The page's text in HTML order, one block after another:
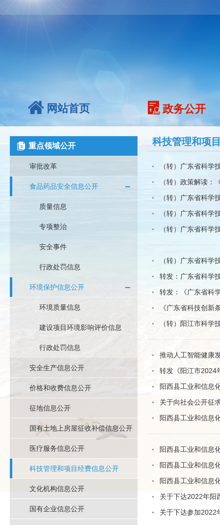
网站首页 政务公开
重点领域公开
审批改革
食品药品安全信息公开
质量信息
专项整治
安全事件
行政处罚信息
环境保护信息公开
环境质量信息
建设项目环境影响评价信息
行政处罚信息
安全生产信息公开
价格和收费信息公开
征地信息公开
国有土地上房屋征收补偿信息公开
医疗服务信息公开
科技管理和项目经费信息公开
文化机构信息公开
国有企业信息公开
科技管理和项
（转）广东省科学
（转）政策解读
（转）广东省科
（转）广东省科
（转）广东省科
（转）广东省科
转发：广东省科学
转发：《广东省科
《广东省科技创新
（转）阳江市科
推动人工智能健康
转发《阳江市2024
阳西县工业和信息
关于向社会公开征
阳西县工业和信息
阳西县工业和信息
阳西县工业和信息
阳西县工业和信息
关于下达2022年阳
关于下达参加2022